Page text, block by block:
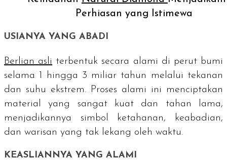
Perhiasan yang Istimewa
USIANYA YANG ABADI
Berlian asli terbentuk secara alami di perut bumi
selama 1 hingga 3 miliar tahun melalui tekanan
dan suhu ekstrem. Proses alami ini menciptakan
material yang sangat kuat dan tahan lama,
menjadikannya simbol ketahanan, keabadian,
dan warisan yang tak lekang oleh waktu.
KEASLIANNYA YANG ALAMI